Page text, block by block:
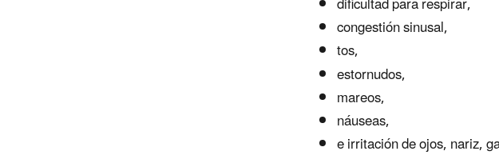
congestión sinusal,
tos,
estornudos,
mareos,
náuseas,
e irritación de ojos, nariz,